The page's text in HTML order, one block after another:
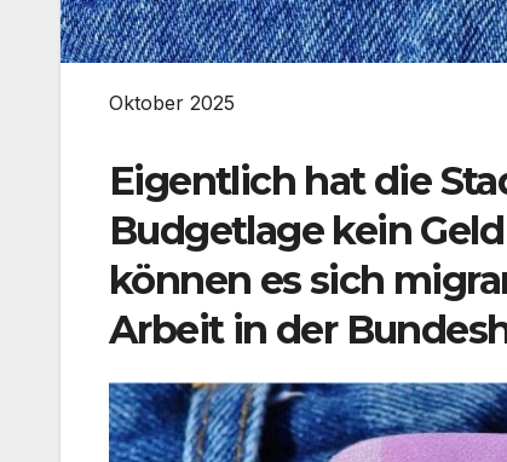
Oktober 2025
Eigentlich hat die
Budgetlage kein
können es sich
Arbeit in der